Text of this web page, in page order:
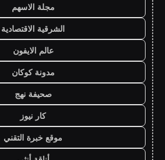
مجلة الاسهم
الشرقية الاقتصادية
عالم الايفون
مدونة كوكان
صحيفة نهج
كار نيوز
موقع خبرة التقني